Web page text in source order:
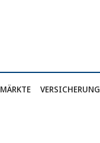
MÄRKTE VERSICHERUNG